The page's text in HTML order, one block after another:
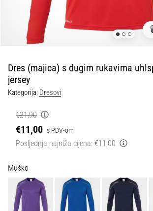
obradu
sportske
opreme
1. 7. 2025
•
1 min. čitanja
Play
for
More
Victories
Pripremi
se
ženski
EURO
Dres (majica) s dugim rukavima
jersey
Kategorija: Dresovi
€21,90
€11,00 s PDV-om
Posljednja najniža cijena: €11,00
Muško